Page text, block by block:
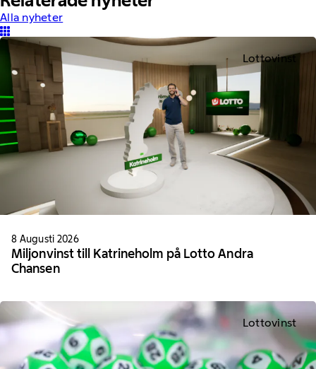
Alla nyheter
Lottovinst
8 Augusti 2026
Miljonvinst till Katrineholm på Lotto Andra
Chansen
Lottovinst